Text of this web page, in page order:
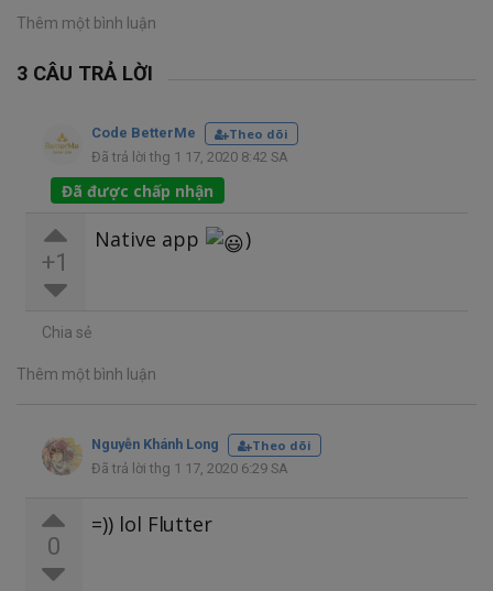
Thêm một bình luận
3 CÂU TRẢ LỜI
Code BetterMe
Theo dõi
Đã trả lời thg 1 17, 2020 8:42 SA
Đã được chấp nhận
+1
Native app )
Chia sẻ
Thêm một bình luận
Nguyễn Khánh Long
Theo dõi
Đã trả lời thg 1 17, 2020 6:29 SA
0
=)) lol Flutter